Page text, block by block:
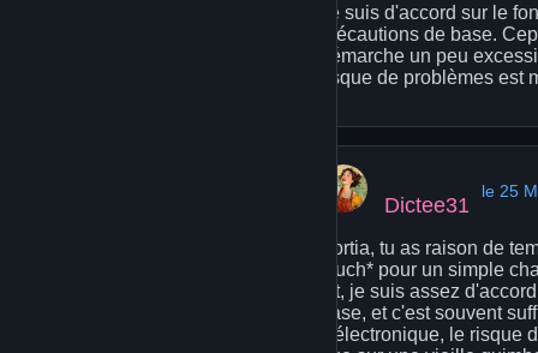
Je suis d'accord sur le
précautions de base.
démarche un peu
risque de problèmes est
Dictee31
le 25
Portia, tu as raison de
much* pour un simple
dit, je suis assez
base, et c'est souvent
d'électronique, le risque